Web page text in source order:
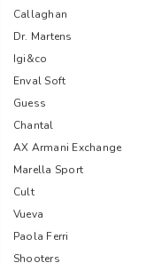
Callaghan
Dr. Martens
Igi&co
Enval Soft
Guess
Chantal
AX Armani Exchange
Marella Sport
Cult
Vueva
Paola Ferri
Shooters